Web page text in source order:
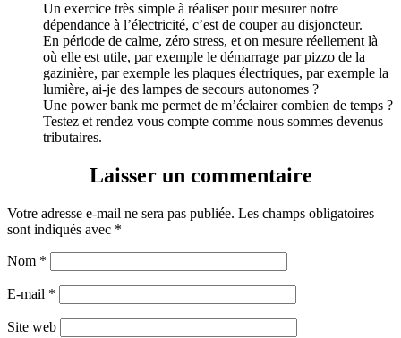
Un exercice très simple à réaliser pour mesurer notre
dépendance à l’électricité, c’est de couper au disjoncteur.
En période de calme, zéro stress, et on mesure réellement là
où elle est utile, par exemple le démarrage par pizzo de la
gazinière, par exemple les plaques électriques, par exemple la
lumière, ai-je des lampes de secours autonomes ?
Une power bank me permet de m’éclairer combien de temps ?
Testez et rendez vous compte comme nous sommes devenus
tributaires.
Laisser un commentaire
Votre adresse e-mail ne sera pas publiée. Les champs obligatoires
sont indiqués avec *
Nom *
E-mail *
Site web